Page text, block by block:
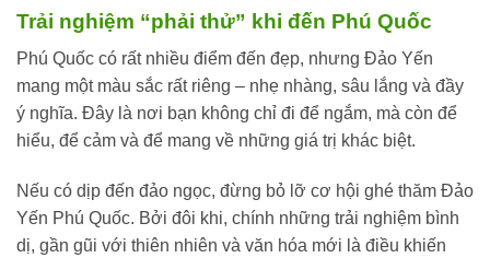
Trải nghiệm “phải thử” khi đến Phú Quốc
Phú Quốc có rất nhiều điểm đến đẹp, nhưng Đảo Yến
mang một màu sắc rất riêng – nhẹ nhàng, sâu lắng và đầy
ý nghĩa. Đây là nơi bạn không chỉ đi để ngắm, mà còn để
hiểu, để cảm và để mang về những giá trị khác biệt.
Nếu có dịp đến đảo ngọc, đừng bỏ lỡ cơ hội ghé thăm Đảo
Yến Phú Quốc. Bởi đôi khi, chính những trải nghiệm bình
dị, gần gũi với thiên nhiên và văn hóa mới là điều khiến